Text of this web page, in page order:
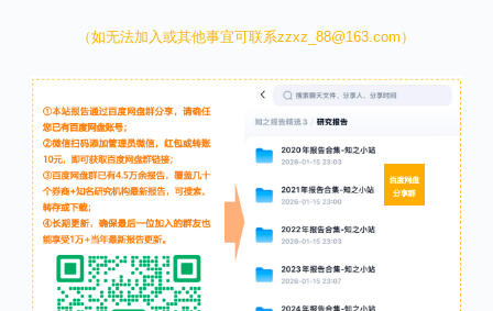
（如无法加入或其他事宜可联系zzxz_88@163.com）